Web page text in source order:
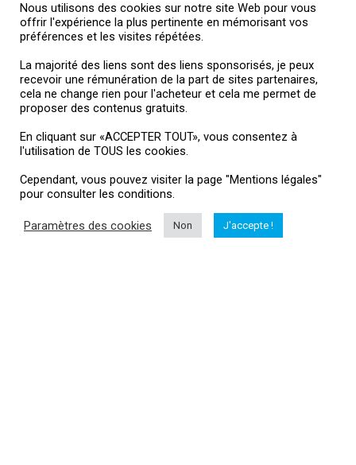
Suivez-moi
Informations
Me contacter
Mentions légales
Nous utilisons des cookies sur notre site Web pour vous
offrir l'expérience la plus pertinente en mémorisant vos
préférences et les visites répétées.
La majorité des liens sont des liens sponsorisés, je peux
recevoir une rémunération de la part de sites partenaires,
cela ne change rien pour l'acheteur et cela me permet de
proposer des contenus gratuits.
En cliquant sur «ACCEPTER TOUT», vous consentez à
l'utilisation de TOUS les cookies.
Cependant, vous pouvez visiter la page "Mentions légales"
pour consulter les conditions.
Paramètres des cookies Non J'accepte !